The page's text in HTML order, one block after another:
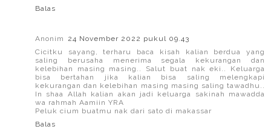
Balas
Anonim
24 November 2022 pukul 09.43
Cicitku sayang, terharu baca kisah kalian berdua yang
saling berusaha menerima segala kekurangan dan
kelebihan masing masing.. Salut buat nak eki.. Keluarga
bisa bertahan jika kalian bisa saling melengkapi
kekurangan dan kelebihan masing masing saling tawadhu..
In shaa Allah kalian akan jadi keluarga sakinah mawadda
wa rahmah Aamiin YRA
Peluk cium buatmu nak dari sato di makassar
Balas